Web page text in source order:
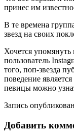
принес им
В те времена
звезд на своих
Хочется
пользователь
того, поп-звезда
поведение
певицы можно
Запись
Добавить